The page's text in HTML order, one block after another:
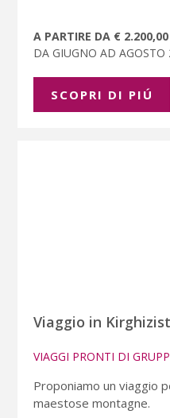
A PARTIRE DA € 2.200,00
DA GIUGNO AD AGOSTO
SCOPRI DI PIÚ
Viaggio in
VIAGGI PRONTI DI
Proponiamo un viaggio
maestose montagne.